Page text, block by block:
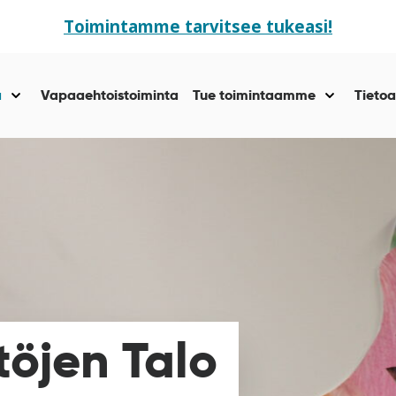
Toimintamme tarvitsee tukeasi!
Näytä
Vapaaehtoistoiminta Tue toimintaamme
Näytä
Talo